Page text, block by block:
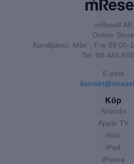
mResell AB
Online Store
Kundtjänst: Mån - Fre 09:00-
Tel: 08-446
E-post
Köp
Airpods
Apple TV
iMac
iPad
iPhone